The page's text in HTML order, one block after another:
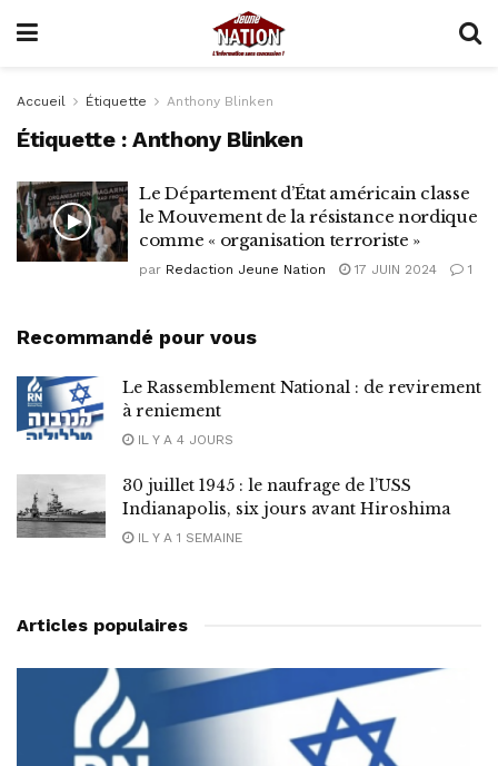
Accueil Étiquette Anthony Blinken
Étiquette :Anthony Blinken
Le Département d’État américain classe
le Mouvement de la résistance nordique
comme « organisation terroriste »
par Redaction Jeune Nation 17 JUIN 2024 1
Recommandé pour vous
Le Rassemblement National : de revirement
à reniement
IL Y A 4 JOURS
30 juillet 1945 : le naufrage de l’USS
Indianapolis, six jours avant Hiroshima
IL Y A 1 SEMAINE
Articles populaires